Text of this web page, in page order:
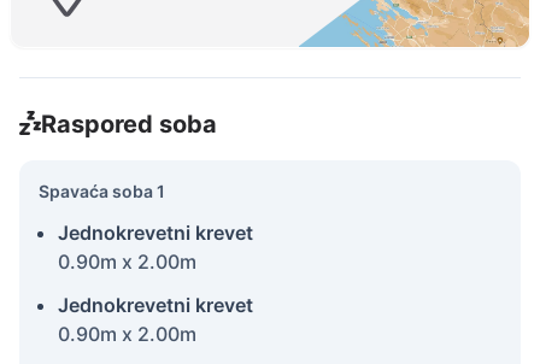
Raspored soba
Spavaća soba 1
Jednokrevetni krevet
0.90m x 2.00m
Jednokrevetni krevet
0.90m x 2.00m